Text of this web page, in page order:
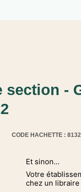
section -
CODE HACHETTE :
Et sinon...
Votre
chez un libraire